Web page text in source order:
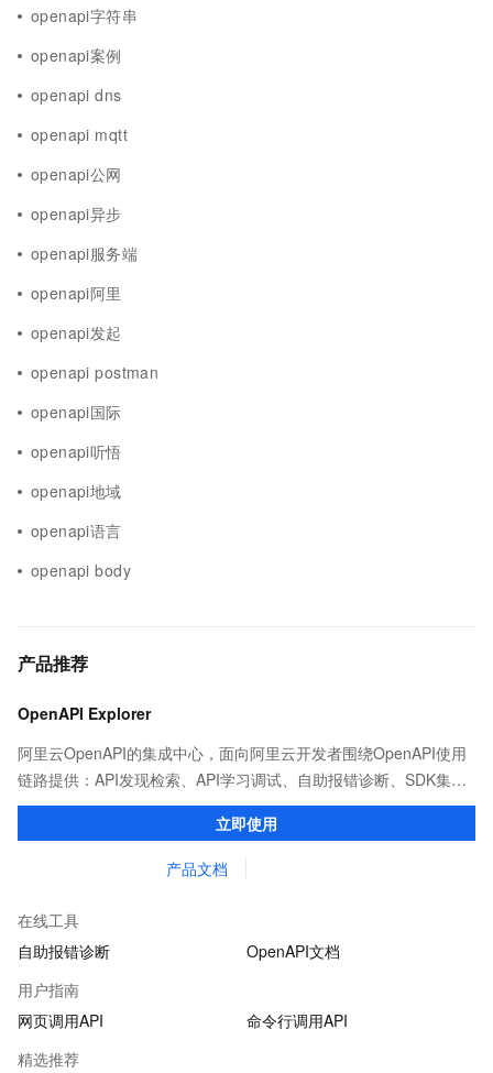
openapi字符串
openapi案例
openapi dns
openapi mqtt
openapi公网
openapi异步
openapi服务端
openapi阿里
openapi发起
openapi postman
openapi国际
openapi听悟
openapi地域
openapi语言
openapi body
产品推荐
OpenAPI Explorer
阿里云OpenAPI的集成中心，面向阿里云开发者围绕OpenAPI使用
链路提供：API发现检索、API学习调试、自助报错诊断、SDK集成
等能力，帮助用户更高效的集成阿里云OpenAPI。
立即使用
产品文档
在线工具
自助报错诊断
OpenAPI文档
用户指南
网页调用API
命令行调用API
精选推荐